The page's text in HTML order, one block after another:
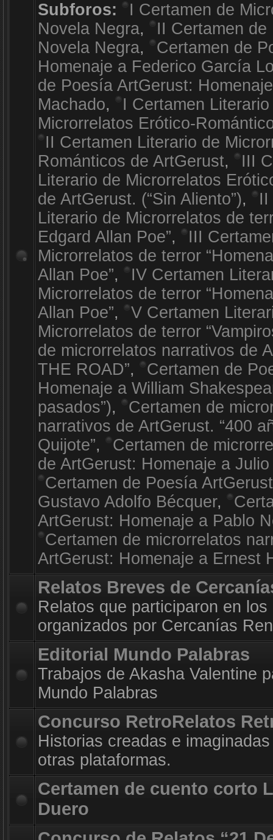
Subforos:
I Certamen de
Novela Negra,
II Certamen de
Novela Negra,
Certamen de
Homenaje a Federico García
de Poesía ArtGerust:
Machado,
I Certamen
Microrrelatos Erótico-
II Certamen Literario de
Románticos de ArtGerust,
III
Literario de Microrrelatos
de ArtGerust. (“Sin Aliento”),
II
Literario de Microrrelatos de
Edgard Allan Poe”,
III
Microrrelatos de terror
Allan Poe”,
IV Certamen
Microrrelatos de terror
Allan Poe”,
V Certamen
Microrrelatos de terror
de microrrelatos narrativos de
THE ROAD”,
Certamen de
Homenaje a William
pasados”),
Certamen de
narrativos de ArtGerust. “400
Quijote”,
Certamen de
de ArtGerust: Homenaje a
Certamen de Poesía
Gustavo Adolfo Bécquer,
ArtGerust: Homenaje a Pablo
Certamen de microrrelatos
ArtGerust: Homenaje a Ernest
Relatos Breves de
Relatos que participaron en
organizados por Cercanías
Editorial Mundo Palabras
Trabajos de Akasha Valentine
Mundo Palabras
Concurso RetroRelatos
Historias creadas e
otras plataformas.
Certamen de cuento corto
Duero